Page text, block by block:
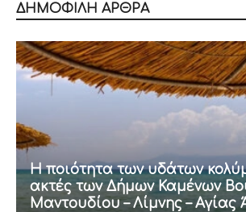
ΔΗΜΟΦΙΛΗ ΑΡΘΡΑ
Η ποιότητα των υδάτων
ακτές των Δήμων Καμένων
Μαντουδίου – Λίμνης – Αγίας